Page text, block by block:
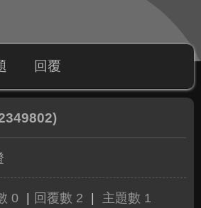
回覆
0 回覆數 2 主題數 1